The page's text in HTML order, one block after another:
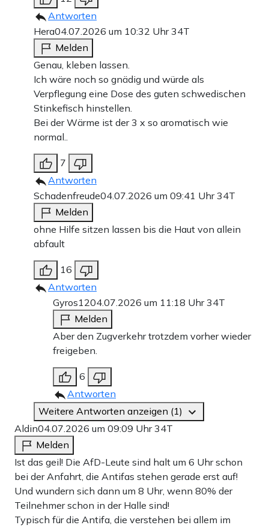
Antworten
Hera04.07.2026 um 10:32 Uhr34T
Melden
Genau, kleben lassen.
Ich wäre noch so gnädig und würde als
Verpflegung eine Dose des guten schwedischen
Stinkefisch hinstellen.
Bei der Wärme ist der 3 x so aromatisch wie
normal..
7
Antworten
Schadenfreude04.07.2026 um 09:41 Uhr34T
Melden
ohne Hilfe sitzen lassen bis die Haut von allein
abfault
16
Antworten
Gyros1204.07.2026 um 11:18 Uhr34T
Melden
Aber den Zugverkehr trotzdem vorher wieder
freigeben.
6
Antworten
Weitere Antworten anzeigen (1)
Aldin04.07.2026 um 09:09 Uhr34T
Melden
Ist das geil! Die AfD-Leute sind halt um 6 Uhr schon
bei der Anfahrt, die Antifas stehen gerade erst auf!
Und wundern sich dann um 8 Uhr, wenn 80% der
Teilnehmer schon in der Halle sind!
Typisch für die Antifa, die verstehen bei allem im